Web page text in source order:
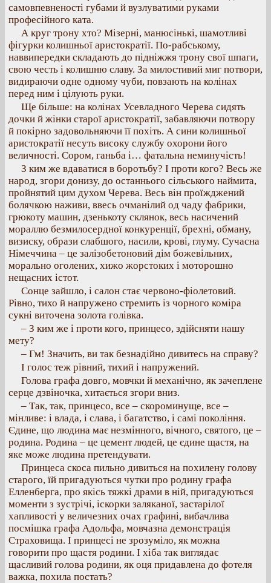
самовпевненості губами й вузлуватими руками
професійного ката.
А круг трону хто? Мізерні, манюсінькі, шамотливі
фігурки колишньої аристократії. По-рабському,
наввипередки складають до підніжжя трону свої шпаги,
свою честь і колишню славу. За милостивий миг потвори,
видираючи одне одному чуби, повзають на колінах
перед ним і цілують руки.
Ще більше: на колінах Усевладного Черева сидять
дочки й жінки старої аристократії, забавляючи потвору
й покірно задовольняючи її похіть. А сини колишньої
аристократії несуть високу службу охорони його
величності. Сором, ганьба і… фатальна неминучість!
З ким же вдаватися в боротьбу? І проти кого? Весь же
народ, згори донизу, до останнього сільського наймита,
пройнятий цим духом Черева. Весь він проїжджений
болячкою наживи, ввесь очманілий од чаду фабрики,
грюкоту машин, дзенькоту склянок, весь насичений
мораллю безмилосердної конкуренції, брехні, обману,
визиску, образи слабшого, насили, крові, глуму. Сучасна
Німеччина – це залізобетоновий дім божевільних,
морально оголених, хижо жорстоких і моторошно
нещасних істот.
Сонце зайшло, і салон стає червоно-фіолетовий.
Рівно, тихо й напружено стремить із чорного коміра
сукні виточена золота голівка.
– З ким же і проти кого, принцесо, здійсняти нашу
мету?
– Гм! Значить, ви так безнадійно дивитесь на справу?
І голос теж рівний, тихий і напружений.
Голова графа довго, мовчки й механічно, як зачеплене
серце дзвіночка, хитається згори вниз.
– Так, так, принцесо, все – скороминуще, все –
мінливе: і влада, і слава, і багатство, і самі покоління.
Єдине, що людина має незмінного, вічного, святого, це –
родина. Родина – це цемент людей, це єдине щастя, на
яке може людина претендувати.
Принцеса скоса пильно дивиться на похилену голову
старого, їй пригадуються чутки про родину графа
Елленберга, про якісь тяжкі драми в ній, пригадуються
моменти з зустрічі, іскорки заляканої, застарілої
хапливості у величезних очах графині, вибачлива
посмішка графа Адольфа, мовчазна демонстрація
Страховища. І принцесі не зрозуміло, як можна
говорити про щастя родини. І хіба так виглядає
щасливий голова родини, як оця придавлена до фотеля
важка, похила постать?